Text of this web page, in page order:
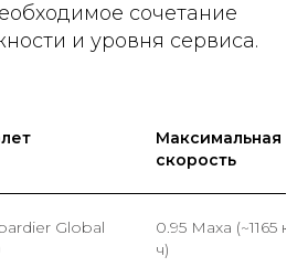
сочетание
и уровня сервиса.
Максимальная
скорость
Global
0.95 Маха (~1165 км/
ч)